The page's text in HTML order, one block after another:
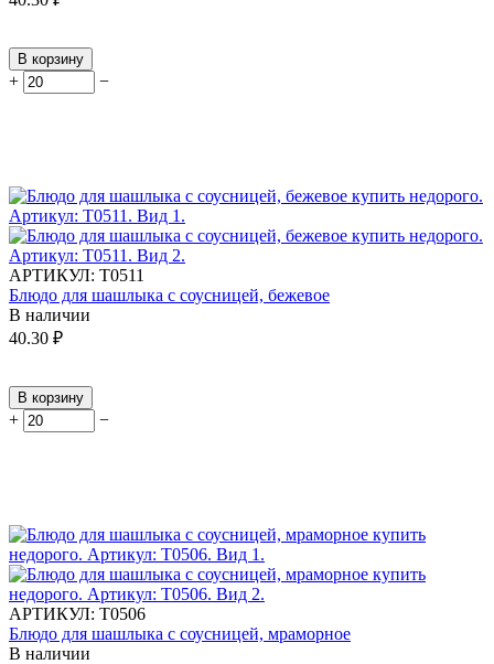
В корзину
+ −
АРТИКУЛ: Т0511
Блюдо для шашлыка с соусницей, бежевое
В наличии
40.30 ₽
В корзину
+ −
АРТИКУЛ: Т0506
Блюдо для шашлыка с соусницей, мраморное
В наличии